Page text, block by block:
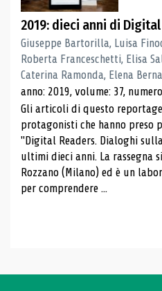
2019: dieci anni di
Giuseppe Bartorilla, Luisa
Roberta Franceschetti, Elisa
Caterina Ramonda, Elena
anno: 2019, volume: 37,
Gli articoli di questo
protagonisti che hanno preso
"Digital Readers. Dialoghi
ultimi dieci anni. La rassegna
Rozzano (Milano) ed è un
per comprendere ...